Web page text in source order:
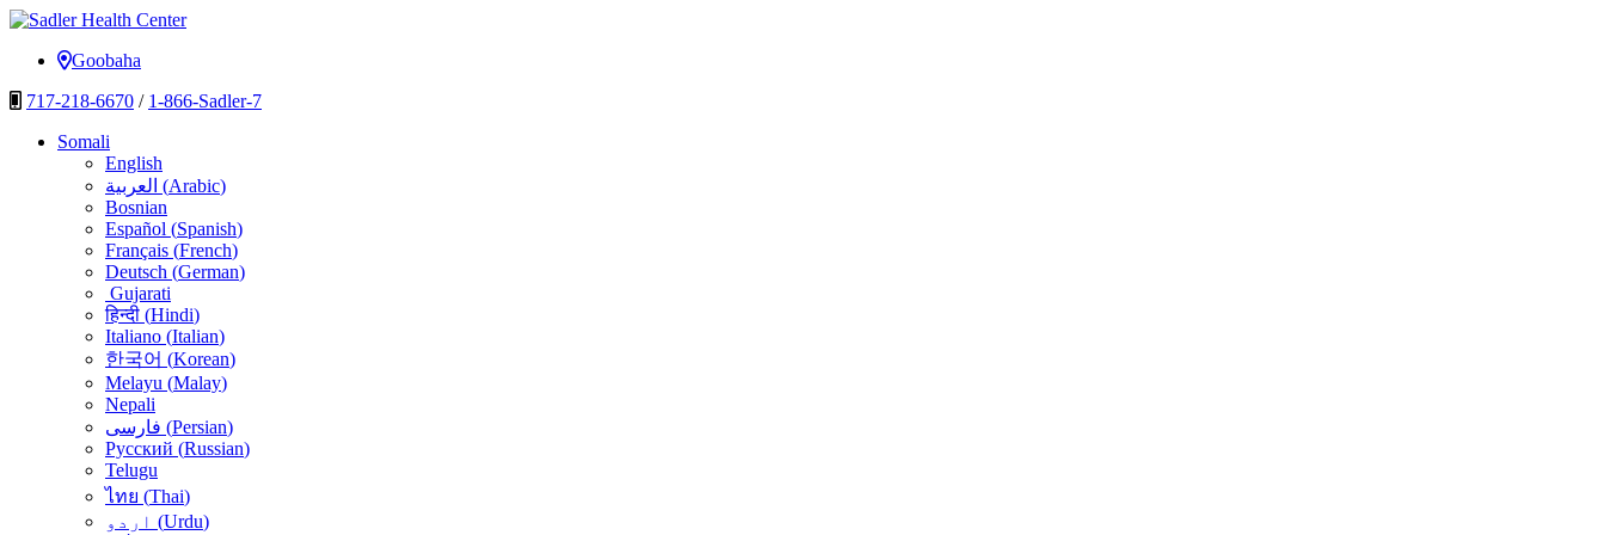
U
nuxurka
Xarunta Caafimaadka ee Sadler
Goobaha
717-218-6670 / 1-866-Sadler-7
Somali
English
العربية (Arabic)
Bosnian
Español (Spanish)
Français (French)
Deutsch (German)
Gujarati
हिन्दी (Hindi)
Italiano (Italian)
한국어 (Korean)
Melayu (Malay)
Nepali
فارسی (Persian)
Русский (Russian)
Telugu
ไทย (Thai)
(Urdu)